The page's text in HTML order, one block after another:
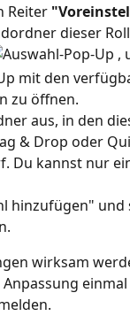
Reiter
dieser
,
mit den
zu öffnen.
aus, in den
& Drop oder
Du kannst nur
hinzufügen" und
wirksam